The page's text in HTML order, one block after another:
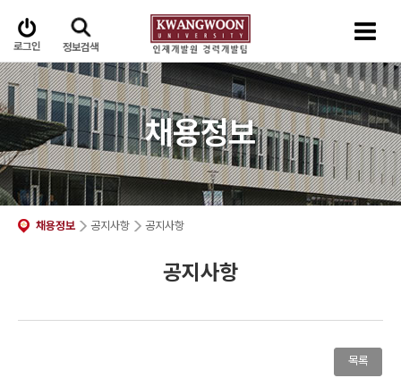
로그인 정보검색
채용정보
채용정보 공지사항 공지사항
공지사항
목록